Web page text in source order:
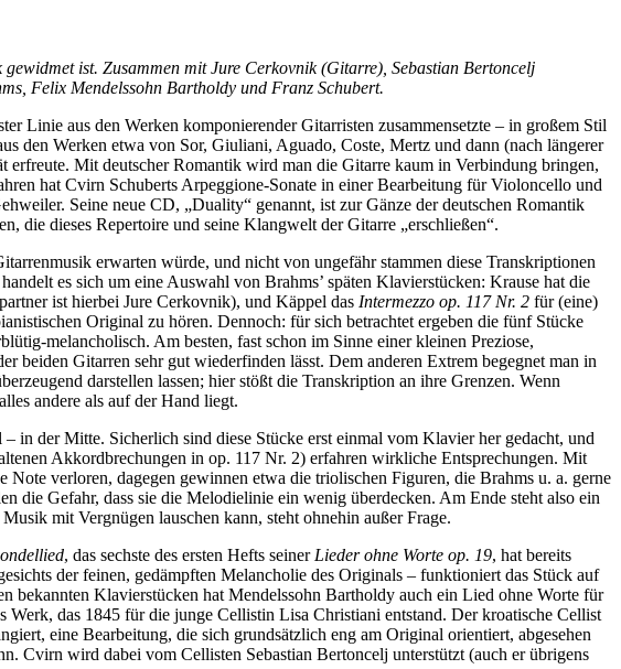
ist. Zusammen mit Jure Cerkovnik (Gitarre), Sebastian Bertoncelj
Felix Mendelssohn Bartholdy und Franz Schubert.
Linie aus den Werken komponierender Gitarristen zusammensetzte – in großem Stil
den Werken etwa von Sor, Giuliani, Aguado, Coste, Mertz und dann (nach längerer
erfreute. Mit deutscher Romantik wird man die Gitarre kaum in Verbindung bringen,
hat Cvirn Schuberts Arpeggione-Sonate in einer Bearbeitung für Violoncello und
Seine neue CD, „Duality“ genannt, ist zur Gänze der deutschen Romantik
die dieses Repertoire und seine Klangwelt der Gitarre „erschließen“.
erwarten würde, und nicht von ungefähr stammen diese Transkriptionen
es sich um eine Auswahl von Brahms’ späten Klavierstücken: Krause hat die
ist hierbei Jure Cerkovnik), und Käppel das Intermezzo op. 117 Nr. 2 für (eine)
Original zu hören. Dennoch: für sich betrachtet ergeben die fünf Stücke
melancholisch. Am besten, fast schon im Sinne einer kleinen Preziose,
beiden Gitarren sehr gut wiederfinden lässt. Dem anderen Extrem begegnet man in
darstellen lassen; hier stößt die Transkription an ihre Grenzen. Wenn
andere als auf der Hand liegt.
in der Mitte. Sicherlich sind diese Stücke erst einmal vom Klavier her gedacht, und
Akkordbrechungen in op. 117 Nr. 2) erfahren wirkliche Entsprechungen. Mit
verloren, dagegen gewinnen etwa die triolischen Figuren, die Brahms u. a. gerne
die Gefahr, dass sie die Melodielinie ein wenig überdecken. Am Ende steht also ein
mit Vergnügen lauschen kann, steht ohnehin außer Frage.
, das sechste des ersten Hefts seiner Lieder ohne Worte op. 19, hat bereits
der feinen, gedämpften Melancholie des Originals – funktioniert das Stück auf
bekannten Klavierstücken hat Mendelssohn Bartholdy auch ein Lied ohne Worte für
Werk, das 1845 für die junge Cellistin Lisa Christiani entstand. Der kroatische Cellist
eine Bearbeitung, die sich grundsätzlich eng am Original orientiert, abgesehen
Cvirn wird dabei vom Cellisten Sebastian Bertoncelj unterstützt (auch er übrigens